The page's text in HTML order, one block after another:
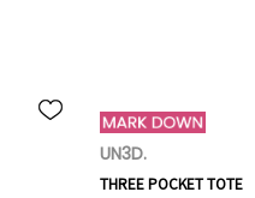
UN3D.
THREE POCKET TOTE